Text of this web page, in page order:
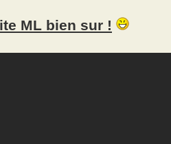
ML bien sur !